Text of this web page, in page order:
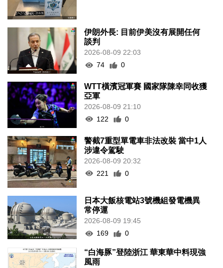
伊朗外長: 目前伊美沒有展開任何
談判
2026-08-09 22:03
74
0
WTT橫濱冠軍賽 國家隊陳幸同收獲
亞軍
2026-08-09 21:10
122
0
警截7重型單電車非法改裝 當中1人
涉違令駕駛
2026-08-09 20:32
221
0
日本大飯核電站3號機組發電機異
常停運
2026-08-09 19:45
169
0
“白海豚”登陸浙江 華東華中料現強
風雨